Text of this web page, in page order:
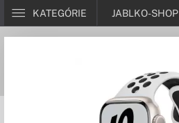
KATEGÓRIE JABLKO-SHOP